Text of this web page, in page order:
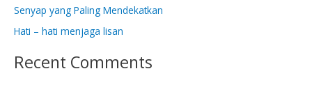
r
:
Senyap yang Paling Mendekatkan
Hati – hati menjaga lisan
Recent Comments